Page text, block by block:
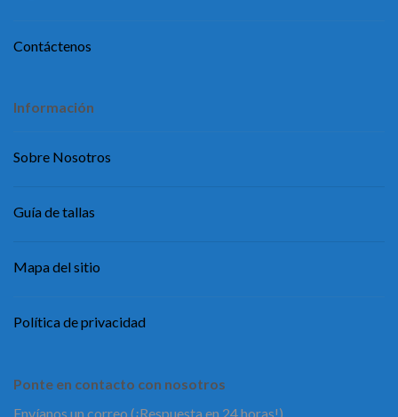
Contáctenos
Información
Sobre Nosotros
Guía de tallas
Mapa del sitio
Política de privacidad
Ponte en contacto con nosotros
Envíanos un correo (¡Respuesta en 24 horas!)